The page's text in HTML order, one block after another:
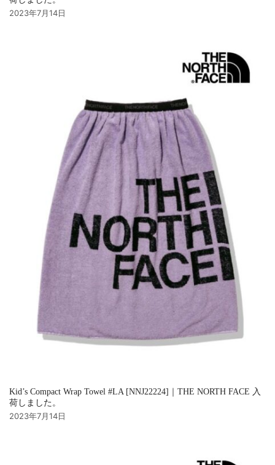
2023年7月14日
Kid’s Compact Wrap Towel #LA [NNJ22224]｜THE NORTH FACE 入
荷しました。
2023年7月14日